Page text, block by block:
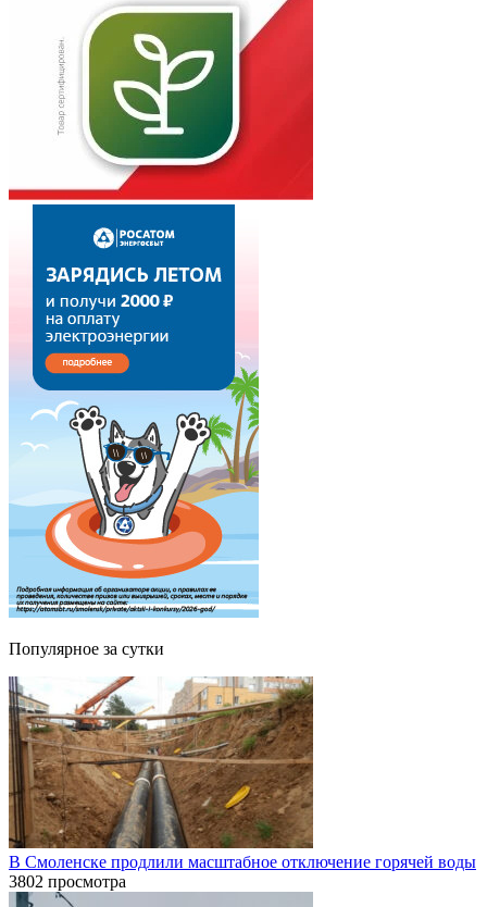
Популярное за сутки
В Смоленске продлили масштабное отключение горячей воды
3802 просмотра